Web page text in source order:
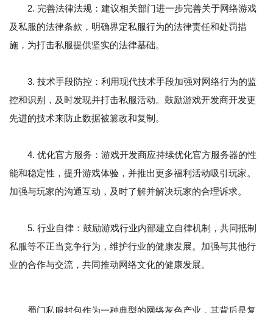
2. 完善法律法规：建议相关部门进一步完善关于网络游戏
及私服的法律条款，明确界定私服行为的法律责任和处罚措
施，为打击私服提供坚实的法律基础。
3. 技术手段防控：利用现代技术手段加强对网络行为的监
控和识别，及时发现并打击私服活动。鼓励游戏开发商开发更
先进的技术来防止数据被篡改和复制。
4. 优化官方服务：游戏开发商应持续优化官方服务器的性
能和稳定性，提升游戏体验，并推出更多福利活动吸引玩家。
加强与玩家的沟通互动，及时了解并解决玩家的合理诉求。
5. 行业自律：鼓励游戏行业内部建立自律机制，共同抵制
私服等不正当竞争行为，维护行业的健康发展。加强与其他行
业的合作与交流，共同推动网络文化的健康发展。
蜀门私服封包作为一种典型的网络灰色产业，其背后是复